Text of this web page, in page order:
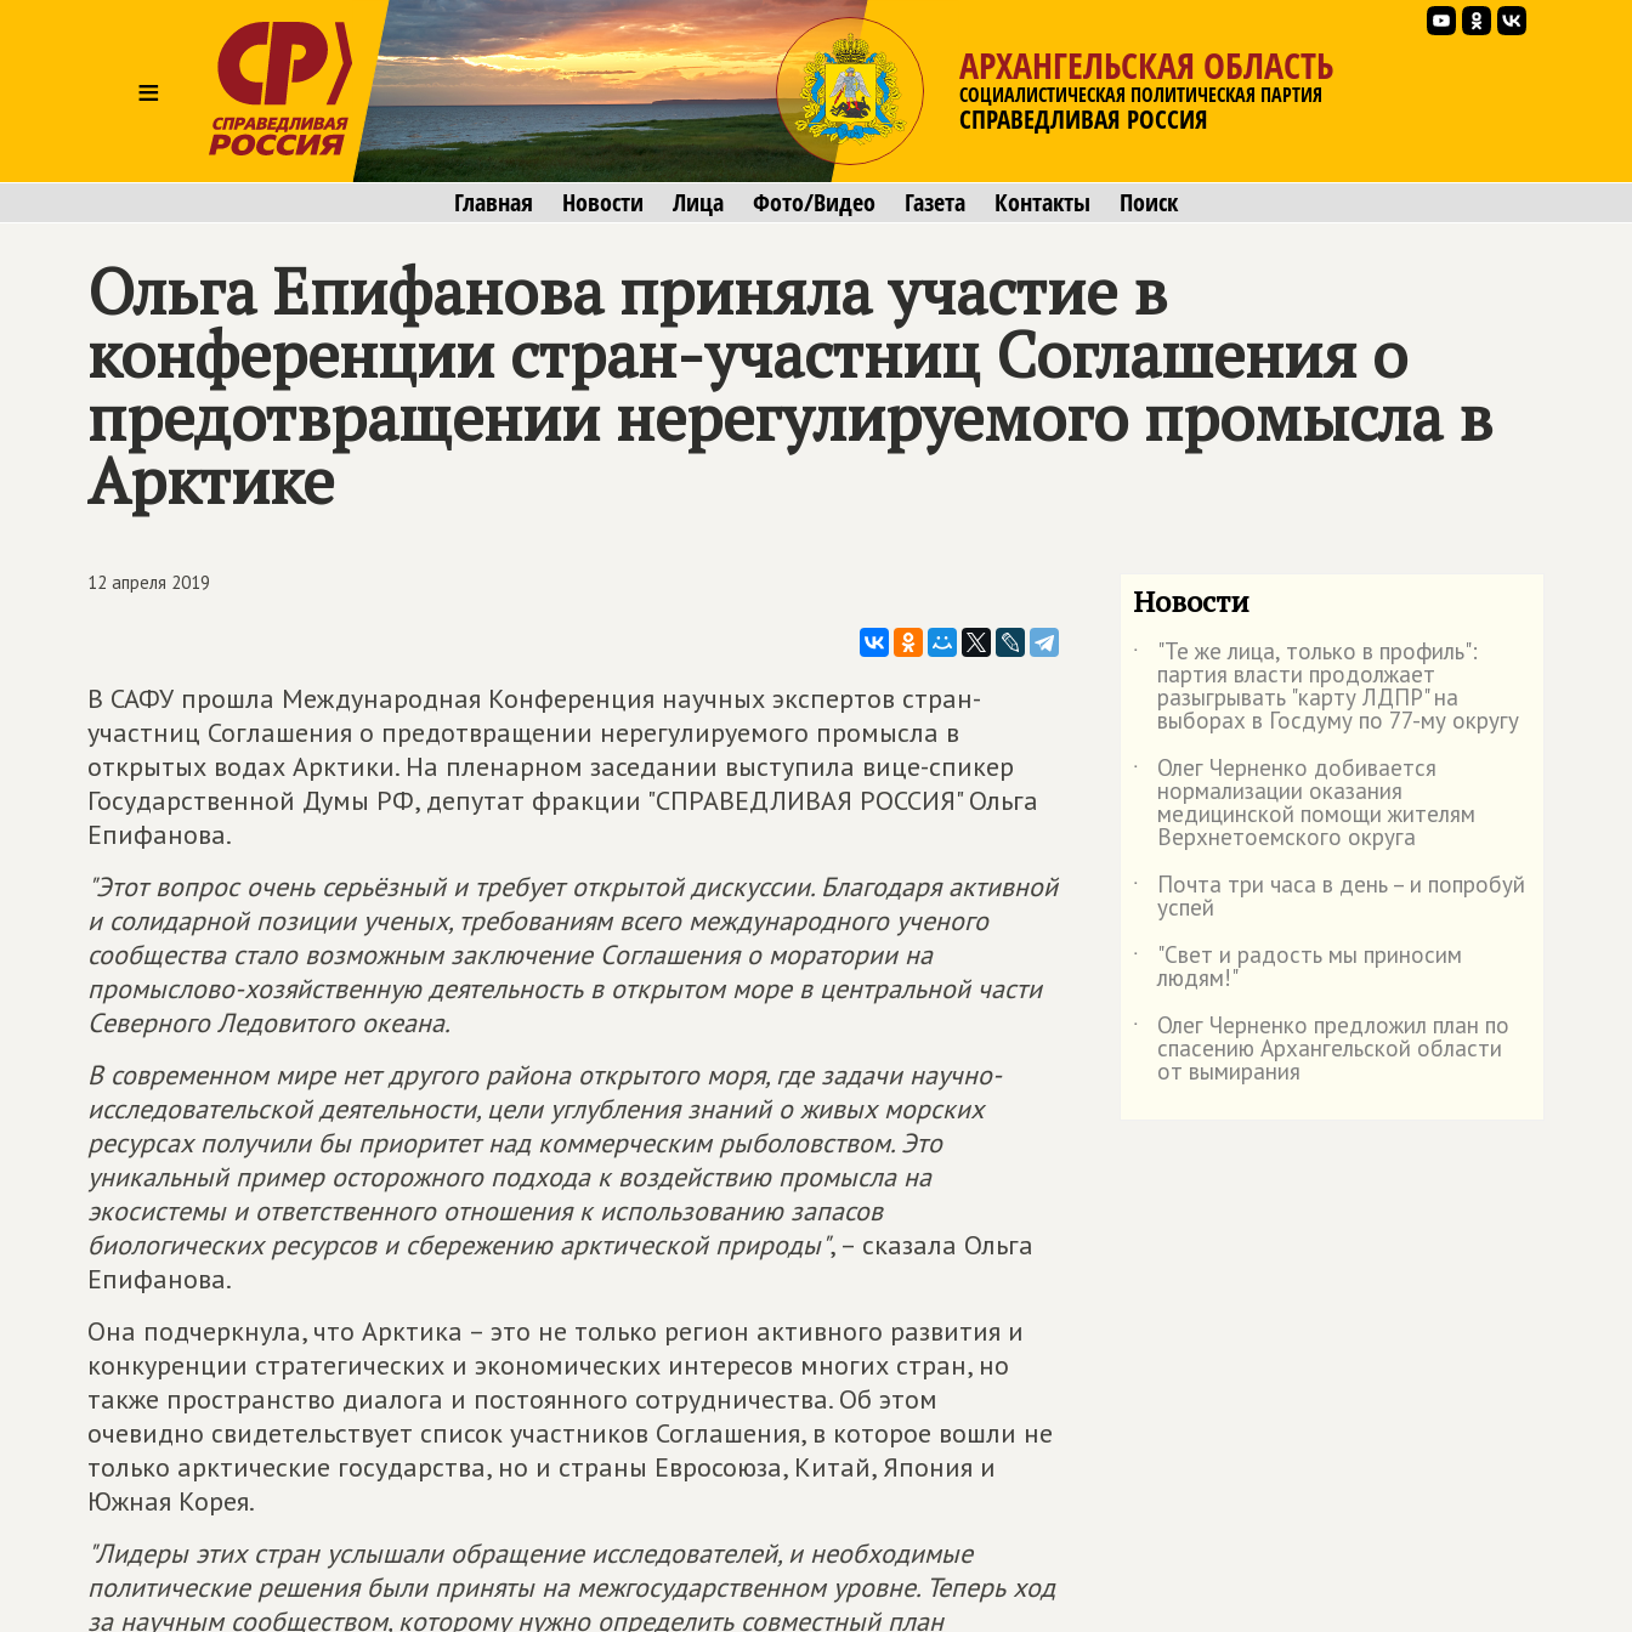
≡
АРХАНГЕЛЬСКАЯ ОБЛАСТЬ
СОЦИАЛИСТИЧЕСКАЯ ПОЛИТИЧЕСКАЯ ПАРТИЯ
СПРАВЕДЛИВАЯ РОССИЯ
Главная Новости Лица Фото/Видео Газета Контакты Поиск
Ольга Епифанова приняла участие в
конференции стран-участниц Соглашения о
предотвращении нерегулируемого промысла в
Арктике
12 апреля 2019
В САФУ прошла Международная Конференция научных экспертов стран-
участниц Соглашения о предотвращении нерегулируемого промысла в
открытых водах Арктики. На пленарном заседании выступила вице-спикер
Государственной Думы РФ, депутат фракции "СПРАВЕДЛИВАЯ РОССИЯ" Ольга
Епифанова.
"Этот вопрос очень серьёзный и требует открытой дискуссии. Благодаря активной
и солидарной позиции ученых, требованиям всего международного ученого
сообщества стало возможным заключение Соглашения о моратории на
промыслово-хозяйственную деятельность в открытом море в центральной части
Северного Ледовитого океана.
В современном мире нет другого района открытого моря, где задачи научно-
исследовательской деятельности, цели углубления знаний о живых морских
ресурсах получили бы приоритет над коммерческим рыболовством. Это
уникальный пример осторожного подхода к воздействию промысла на
экосистемы и ответственного отношения к использованию запасов
биологических ресурсов и сбережению арктической природы", – сказала Ольга
Епифанова.
Она подчеркнула, что Арктика – это не только регион активного развития и
конкуренции стратегических и экономических интересов многих стран, но
также пространство диалога и постоянного сотрудничества. Об этом
очевидно свидетельствует список участников Соглашения, в которое вошли не
только арктические государства, но и страны Евросоюза, Китай, Япония и
Южная Корея.
"Лидеры этих стран услышали обращение исследователей, и необходимые
политические решения были приняты на межгосударственном уровне. Теперь ход
за научным сообществом, которому нужно определить совместный план
Новости
˙ "Те же лица, только в профиль":
партия власти продолжает
разыгрывать "карту ЛДПР" на
выборах в Госдуму по 77-му округу
˙
Олег Черненко добивается
нормализации оказания
медицинской помощи жителям
Верхнетоемского округа
˙
Почта три часа в день – и попробуй
успей
˙
"Свет и радость мы приносим
людям!"
˙
Олег Черненко предложил план по
спасению Архангельской области
от вымирания